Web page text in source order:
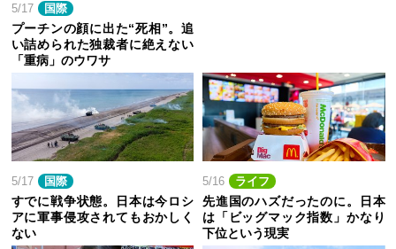
5/17 国際
プーチンの顔に出た“死相”。追
い詰められた独裁者に絶えない
「重病」のウワサ
5/17 国際
すでに戦争状態。日本は今ロシ
アに軍事侵攻されてもおかしく
ない
5/16 ライフ
先進国のハズだったのに。日本
は「ビッグマック指数」かなり
下位という現実